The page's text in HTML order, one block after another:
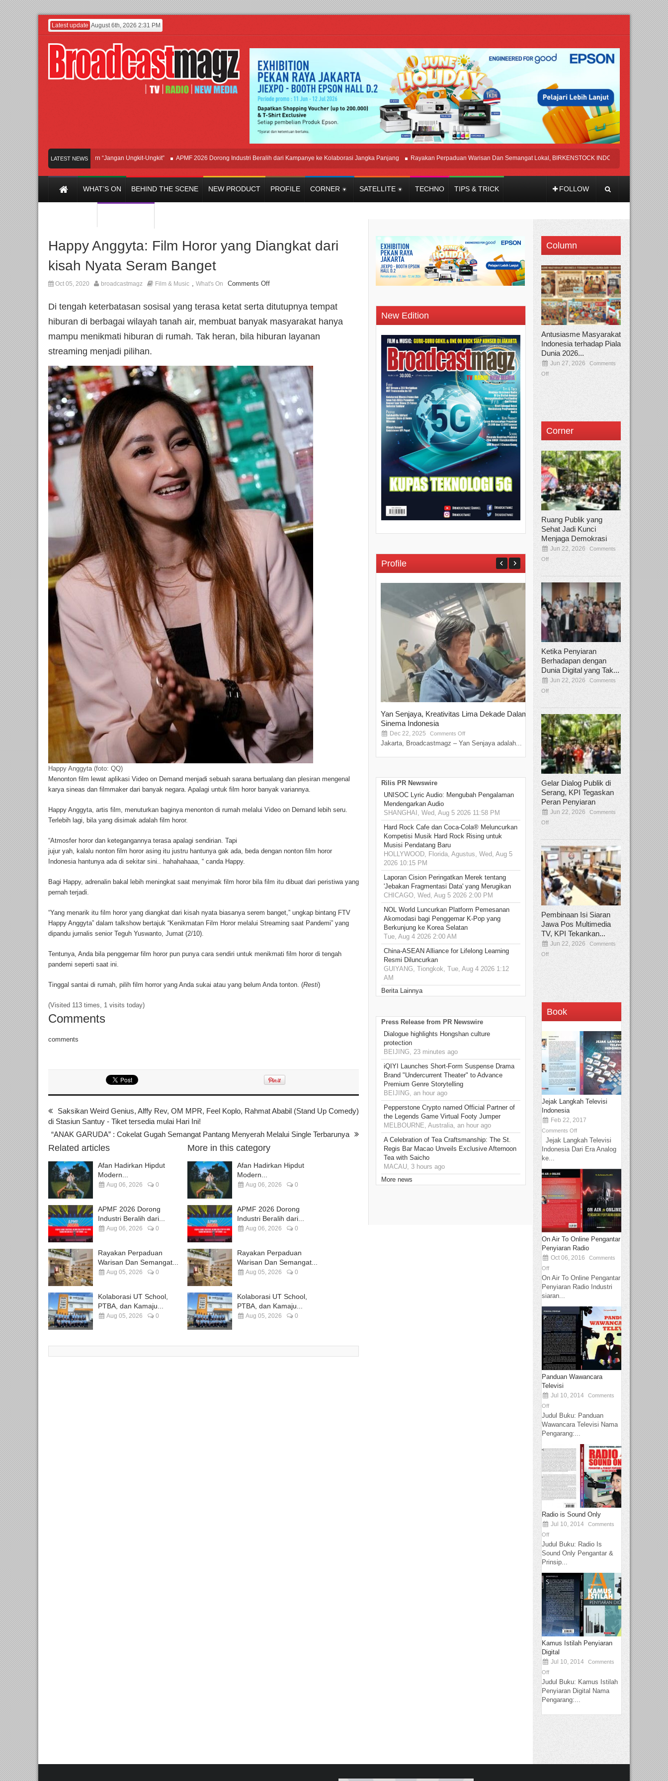
Latest update August 6th, 2026 2:31 PM
LATEST NEWS
Afan Hadirkan Hipdut Modern “Jangan Ungkit-Ungkit” APMF 2026 Dorong Industri Beralih dari Kampanye ke Kolaborasi Jangka Panjang Rayakan Perpaduan Warisan Dan Semangat Lokal, BIRKENSTOCK INDONESIA Membuka Took di
WHAT’S ON BEHIND THE SCENE NEW PRODUCT PROFILE CORNER SATELLITE TECHNO TIPS & TRICK FOLLOW
Happy Anggyta: Film Horor yang Diangkat dari
kisah Nyata Seram Banget
Oct 05, 2020 broadcastmagz Film & Music , What's On Comments Off
Di tengah keterbatasan sosisal yang terasa ketat serta ditutupnya tempat
hiburan di berbagai wilayah tanah air, membuat banyak masyarakat hanya
mampu menikmati hiburan di rumah. Tak heran, bila hiburan layanan
streaming menjadi pilihan.
Happy Anggyta (foto: QQ)
Menonton film lewat aplikasi Video on Demand menjadi sebuah sarana bertualang dan plesiran mengenal
karya sineas dan filmmaker dari banyak negara. Apalagi untuk film horor banyak variannya.
Happy Anggyta, artis film, menuturkan baginya menonton di rumah melalui Video on Demand lebih seru.
Terlebih lagi, bila yang disimak adalah film horor.
“Atmosfer horor dan ketegangannya terasa apalagi sendirian. Tapi
jujur yah, kalalu nonton film horor asing itu justru hantunya gak ada, beda dengan nonton film horor
Indonesia hantunya ada di sekitar sini.. hahahahaaa, “ canda Happy.
Bagi Happy, adrenalin bakal lebih meningkat saat menyimak film horor bila film itu dibuat dari peristiwa yang
pernah terjadi.
“Yang menarik itu film horor yang diangkat dari kisah nyata biasanya serem banget,” ungkap bintang FTV
Happy Anggyta” dalam talkshow bertajuk “Kenikmatan Film Horor melalui Streaming saat Pandemi” yang
dipandu jurnalis senior Teguh Yuswanto, Jumat (2/10).
Tentunya, Anda bila penggemar film horor pun punya cara sendiri untuk menikmati film horor di tengah
pandemi seperti saat ini.
Tinggal santai di rumah, pilih film horror yang Anda sukai atau yang belum Anda tonton. (Resti)
(Visited 113 times, 1 visits today)
Comments
comments
Saksikan Weird Genius, Alffy Rev, OM MPR, Feel Koplo, Rahmat Ababil (Stand Up Comedy)
di Stasiun Santuy - Tiket tersedia mulai Hari Ini!
“ANAK GARUDA” : Cokelat Gugah Semangat Pantang Menyerah Melalui Single Terbarunya
Related articles
Afan Hadirkan Hipdut
Modern...
Aug 06, 2026 0
APMF 2026 Dorong
Industri Beralih dari...
Aug 06, 2026 0
Rayakan Perpaduan
Warisan Dan Semangat...
Aug 05, 2026 0
Kolaborasi UT School,
PTBA, dan Kamaju...
Aug 05, 2026 0
More in this category
Afan Hadirkan Hipdut
Modern...
Aug 06, 2026 0
APMF 2026 Dorong
Industri Beralih dari...
Aug 06, 2026 0
Rayakan Perpaduan
Warisan Dan Semangat...
Aug 05, 2026 0
Kolaborasi UT School,
PTBA, dan Kamaju...
Aug 05, 2026 0
New Edition
Profile
Yan Senjaya, Kreativitas Lima Dekade Dalam
Sinema Indonesia
Dec 22, 2025 Comments Off
Jakarta, Broadcastmagz – Yan Senjaya adalah...
Tamee Irelly Menjadi Juri Open
Film Terbaru...
Sep 08, 2025 Comments Off
Bekasi, Broadcastmagz – Dalam upaya
talenta...
Rilis PR Newswire
UNISOC Lyric Audio: Mengubah Pengalaman
Mendengarkan Audio
SHANGHAI, Wed, Aug 5 2026 11:58 PM
Hard Rock Cafe dan Coca-Cola® Meluncurkan
Kompetisi Musik Hard Rock Rising untuk
Musisi Pendatang Baru
HOLLYWOOD, Florida, Agustus, Wed, Aug 5
2026 10:15 PM
Laporan Cision Peringatkan Merek tentang
'Jebakan Fragmentasi Data' yang Merugikan
CHICAGO, Wed, Aug 5 2026 2:00 PM
NOL World Luncurkan Platform Pemesanan
Akomodasi bagi Penggemar K-Pop yang
Berkunjung ke Korea Selatan
Tue, Aug 4 2026 2:00 AM
China-ASEAN Alliance for Lifelong Learning
Resmi Diluncurkan
GUIYANG, Tiongkok, Tue, Aug 4 2026 1:12
AM
Berita Lainnya
Press Release from PR Newswire
Dialogue highlights Hongshan culture
protection
BEIJING, 23 minutes ago
iQIYI Launches Short-Form Suspense Drama
Brand "Undercurrent Theater" to Advance
Premium Genre Storytelling
BEIJING, an hour ago
Pepperstone Crypto named Official Partner of
the Legends Game Virtual Footy Jumper
MELBOURNE, Australia, an hour ago
A Celebration of Tea Craftsmanship: The St.
Regis Bar Macao Unveils Exclusive Afternoon
Tea with Saicho
MACAU, 3 hours ago
More news
Column
Antusiasme Masyarakat
Indonesia terhadap Piala
Dunia 2026...
Jun 27, 2026
Comments
Off
Corner
Ruang Publik yang
Sehat Jadi Kunci
Menjaga Demokrasi
Jun 22, 2026
Comments
Off
Ketika Penyiaran
Berhadapan dengan
Dunia Digital yang Tak...
Jun 22, 2026
Comments
Off
Gelar Dialog Publik di
Serang, KPI Tegaskan
Peran Penyiaran
Jun 22, 2026
Comments
Off
Pembinaan Isi Siaran
Jawa Pos Multimedia
TV, KPI Tekankan...
Jun 22, 2026
Comments
Off
Book
Jejak Langkah Televisi
Indonesia
Feb 22, 2017
Comments Off
Jejak Langkah Televisi
Indonesia Dari Era Analog
ke...
On Air To Online Pengantar
Penyiaran Radio
Oct 06, 2016
Comments
Off
On Air To Online Pengantar
Penyiaran Radio Industri
siaran...
Panduan Wawancara
Televisi
Jul 10, 2014
Comments
Off
Judul Buku: Panduan
Wawancara Televisi Nama
Pengarang:...
Radio is Sound Only
Jul 10, 2014
Comments
Off
Judul Buku: Radio Is
Sound Only Pengantar &
Prinsip...
Kamus Istilah Penyiaran
Digital
Jul 10, 2014
Comments
Off
Judul Buku: Kamus Istilah
Penyiaran Digital Nama
Pengarang:...